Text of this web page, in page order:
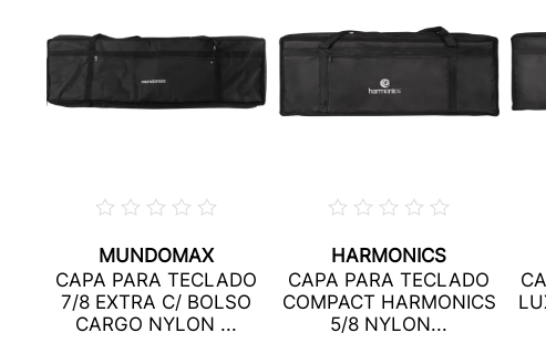
MUNDOMAX
CAPA PARA TECLADO
7/8 EXTRA C/ BOLSO
CARGO NYLON ...
HARMONICS
CAPA PARA TECLADO
COMPACT HARMONICS
5/8 NYLON...